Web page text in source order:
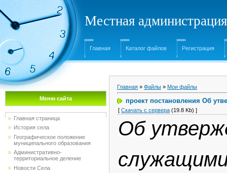
Местная
Главная Каталог файлов Регистрация
Меню сайта
Главная страница
История села
Географическое положение
муниципального образования
Административно-
территориальное деление
Новости Села
Главная » Файлы » Мои файлы
проект постановления Об
[ Скачать с сервера (19.8 Kb) ]
Об